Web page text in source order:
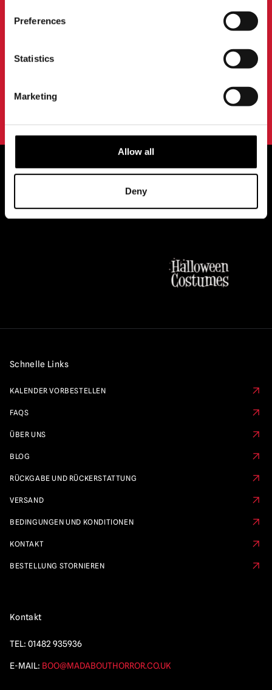
Preferences
Statistics
Marketing
Allow all
Deny
Veranstaltungen und mehr informiert zu werden.
Mit der Anmeldung zu unserem Newsletter erklären Sie sich mit
OFFIZIELLE UK & EUROPÄISCHE
HÄNDLER VON...
Schnelle Links
KALENDER VORBESTELLEN
FAQS
ÜBER UNS
BLOG
RÜCKGABE UND RÜCKERSTATTUNG
VERSAND
BEDINGUNGEN UND KONDITIONEN
KONTAKT
BESTELLUNG STORNIEREN
Kontakt
TEL: 01482 935936
E-MAIL: BOO@MADABOUTHORROR.CO.UK